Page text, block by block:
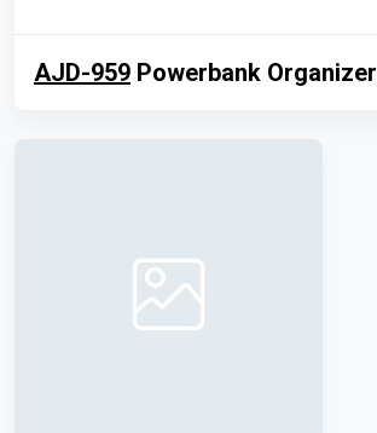
AJD-959 Powerbank Organizer